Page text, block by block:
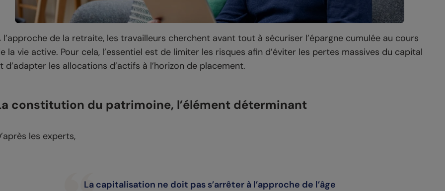
l’approche de la retraite, les travailleurs cherchent avant tout à sécuriser l’épargne cumulée au cours
la vie active. Pour cela, l’essentiel est de limiter les risques afin d’éviter les pertes massives du capital
d’adapter les allocations d’actifs à l’horizon de placement.
constitution du patrimoine, l’élément déterminant
les experts,
La capitalisation ne doit pas s’arrêter à l’approche de l’âge